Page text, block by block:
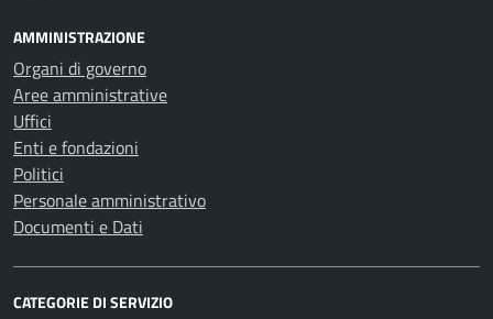
AMMINISTRAZIONE
Organi di governo
Aree amministrative
Uffici
Enti e fondazioni
Politici
Personale amministrativo
Documenti e Dati
CATEGORIE DI SERVIZIO